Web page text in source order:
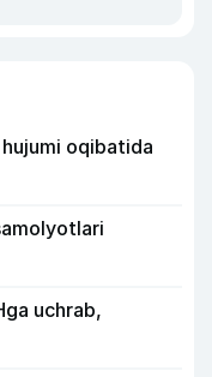
oqibatida
uchrab,